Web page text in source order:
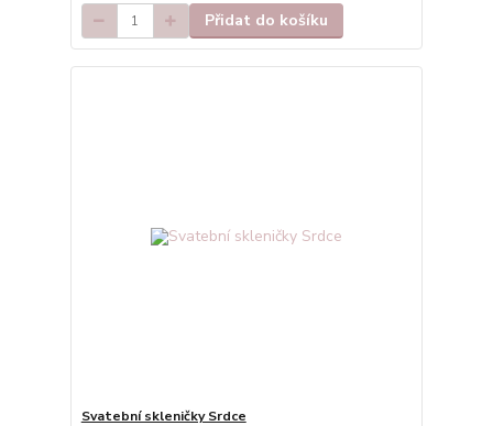
Přidat do košíku
Svatební skleničky Srdce